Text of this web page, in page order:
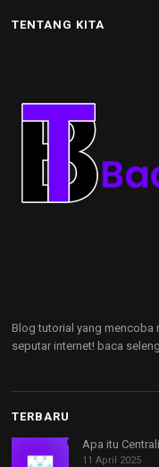
TENTANG KITA
Blog tutorial yang mencoba
seputar internet! baca
TERBARU
Apa itu
11 April 2025